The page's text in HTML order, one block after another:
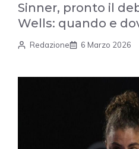
Sinner, pronto il
Wells: quando e
Redazione 6 Marzo 2026